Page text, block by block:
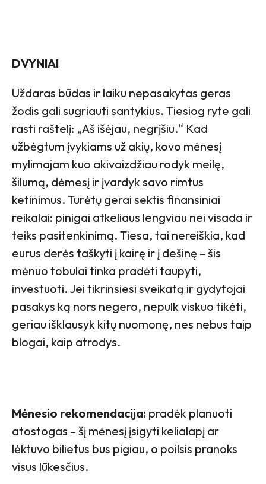
DVYNIAI
Uždaras būdas ir laiku nepasakytas geras
žodis gali sugriauti santykius. Tiesiog ryte gali
rasti raštelį: „Aš išėjau, negrįšiu.“ Kad
užbėgtum įvykiams už akių, kovo mėnesį
mylimajam kuo akivaizdžiau rodyk meilę,
šilumą, dėmesį ir įvardyk savo rimtus
ketinimus. Turėtų gerai sektis finansiniai
reikalai: pinigai atkeliaus lengviau nei visada ir
teiks pasitenkinimą. Tiesa, tai nereiškia, kad
eurus derės taškyti į kairę ir į dešinę – šis
mėnuo tobulai tinka pradėti taupyti,
investuoti. Jei tikrinsiesi sveikatą ir gydytojai
pasakys ką nors negero, nepulk viskuo tikėti,
geriau išklausyk kitų nuomonę, nes nebus taip
blogai, kaip atrodys.
Mėnesio rekomendacija: pradėk planuoti
atostogas – šį mėnesį įsigyti kelialapį ar
lėktuvo bilietus bus pigiau, o poilsis pranoks
visus lūkesčius.